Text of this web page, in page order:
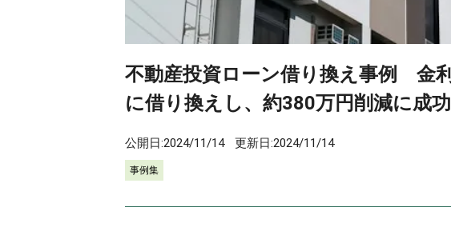
不動産投資ローン借り換え事例 金
に借り換えし、約380万円削減に成功
公開日:2024/11/14 更新日:2024/11/14
事例集